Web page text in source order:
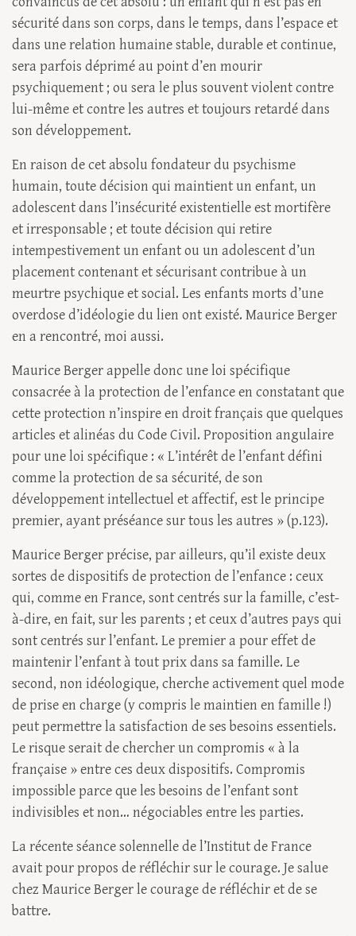
sécurité dans son corps, dans le temps, dans l’espace et
dans une relation humaine stable, durable et continue,
sera parfois déprimé au point d’en mourir
psychiquement ; ou sera le plus souvent violent contre
lui-même et contre les autres et toujours retardé dans
son développement.
En raison de cet absolu fondateur du psychisme
humain, toute décision qui maintient un enfant, un
adolescent dans l’insécurité existentielle est mortifère
et irresponsable ; et toute décision qui retire
intempestivement un enfant ou un adolescent d’un
placement contenant et sécurisant contribue à un
meurtre psychique et social. Les enfants morts d’une
overdose d’idéologie du lien ont existé. Maurice Berger
en a rencontré, moi aussi.
Maurice Berger appelle donc une loi spécifique
consacrée à la protection de l’enfance en constatant que
cette protection n’inspire en droit français que quelques
articles et alinéas du Code Civil. Proposition angulaire
pour une loi spécifique : « L’intérêt de l’enfant défini
comme la protection de sa sécurité, de son
développement intellectuel et affectif, est le principe
premier, ayant préséance sur tous les autres » (p.123).
Maurice Berger précise, par ailleurs, qu’il existe deux
sortes de dispositifs de protection de l’enfance : ceux
qui, comme en France, sont centrés sur la famille, c’est-
à-dire, en fait, sur les parents ; et ceux d’autres pays qui
sont centrés sur l’enfant. Le premier a pour effet de
maintenir l’enfant à tout prix dans sa famille. Le
second, non idéologique, cherche activement quel mode
de prise en charge (y compris le maintien en famille !)
peut permettre la satisfaction de ses besoins essentiels.
Le risque serait de chercher un compromis « à la
française » entre ces deux dispositifs. Compromis
impossible parce que les besoins de l’enfant sont
indivisibles et non… négociables entre les parties.
La récente séance solennelle de l’Institut de France
avait pour propos de réfléchir sur le courage. Je salue
chez Maurice Berger le courage de réfléchir et de se
battre.